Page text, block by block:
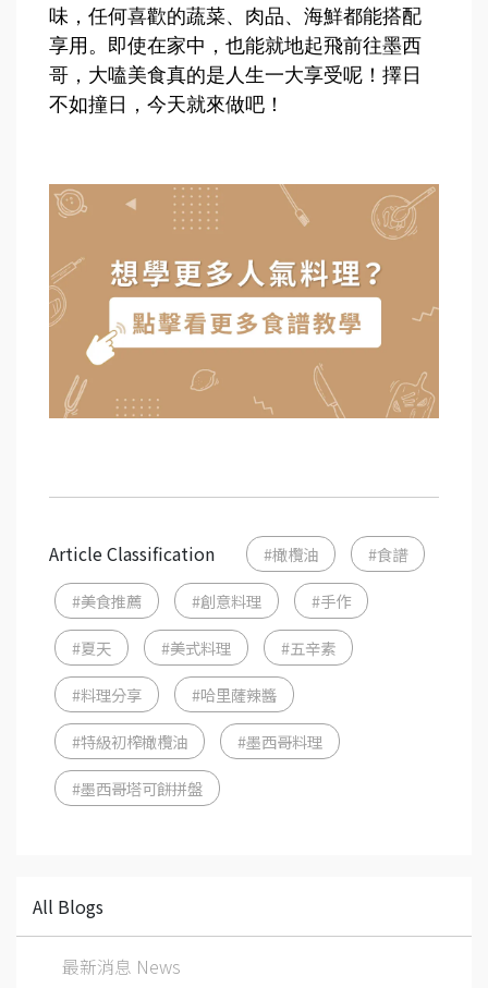
味，任何喜歡的蔬菜、肉品、海鮮都能搭配
享用。即使在家中，也能就地起飛前往墨西
哥，大嗑美食真的是人生一大享受呢！擇日
不如撞日，今天就來做吧！
Article Classification #橄欖油 #食譜
#美食推薦 #創意料理 #手作
#夏天 #美式料理 #五辛素
#料理分享 #哈里薩辣醬
#特級初榨橄欖油 #墨西哥料理
#墨西哥塔可餅拼盤
All Blogs
最新消息 News